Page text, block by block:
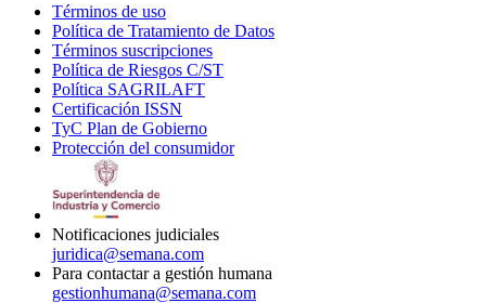
Términos de uso
in
new
window
Política de Tratamiento de Datos
Términos suscripciones
in
Política de Riesgos C/ST
Política SAGRILAFT
new
window
Certificación ISSN
in
new
TyC Plan de Gobierno
in
Protección del consumidorOpens
Notificaciones judiciales
juridica@semana.com
Para contactar a gestión humana
gestionhumana@semana.com